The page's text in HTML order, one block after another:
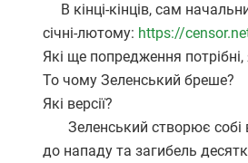
В кінці-кінців, сам
січні-лютому: https://
Які ще попредження
То чому Зеленський бреше?
Які версії?
Зеленський створює собі
до нападу та загибель